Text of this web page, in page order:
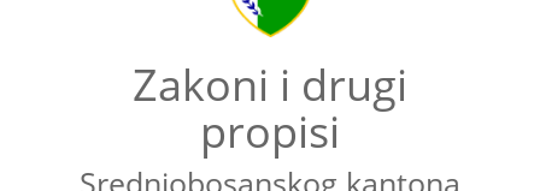
Zakoni i drugi
propisi
Srednjobosanskog kantona